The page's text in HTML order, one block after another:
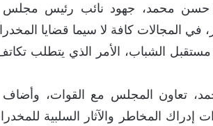
حسن محمد، جهود نائب رئيس مجلس
في المجالات كافة لا سيما قضايا
الشباب، الأمر الذي يتطلب
تعاون المجلس مع القوات،
المخاطر والآثار السلبية